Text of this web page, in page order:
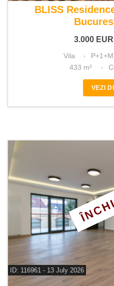
BLISS
3.000 EUR
Vila P+1+M
433 m²
VEZI
ID: 116961 - 13 July 2026